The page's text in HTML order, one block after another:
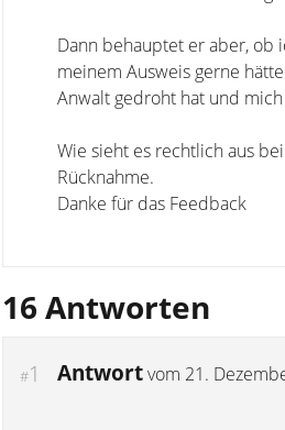
Dann behauptet er aber, ob
meinem Ausweis gerne
Anwalt gedroht hat und
Wie sieht es rechtlich aus
Rücknahme.
Danke für das Feedback
16 Antworten
#1 Antwortvom 21.